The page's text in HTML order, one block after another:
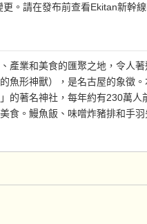
。請在發布前查看Ekitan新幹
產業和美食的匯聚之地，令人
魚形神獸），是名古屋的象徵
的著名神社，每年約有230萬
食。鰻魚飯、味噌炸豬排和手